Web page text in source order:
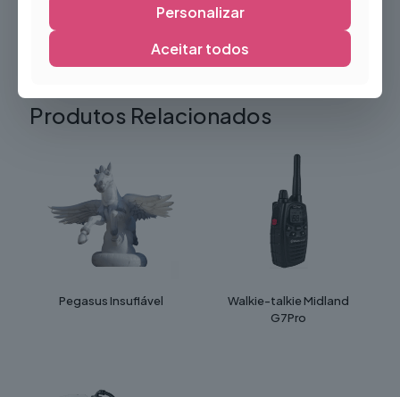
de segurança europeias, sendo compatível com acessórios
adicionais como escadas de acesso, lonas de cobertura e
kits de fixação ao solo.
Produtos Relacionados
Pegasus Insuflável
Walkie-talkie Midland
G7Pro
Personalizar
Aceitar todos